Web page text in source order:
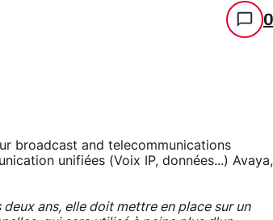
0
broadcast and telecommunications
unifiées (Voix IP, données...) Avaya,
ans, elle doit mettre en place sur un